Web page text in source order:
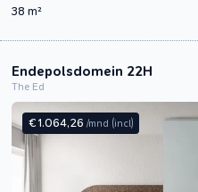
38 m²
Endepolsdomein 22H
The Ed
€ 1.064,26 /mnd (incl)